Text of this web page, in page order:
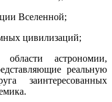
Вселенной;
цивилизаций;
астрономии,
реальную
заинтересованных